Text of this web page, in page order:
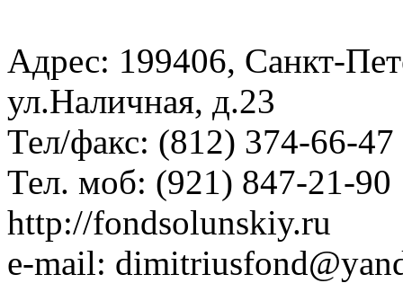
Адрес: 199406, Санкт-
ул.Наличная, д.23
Тел/факс: (812) 374-66-47
Тел. моб: (921) 847-21-90
http://fondsolunskiy.ru
e-mail: